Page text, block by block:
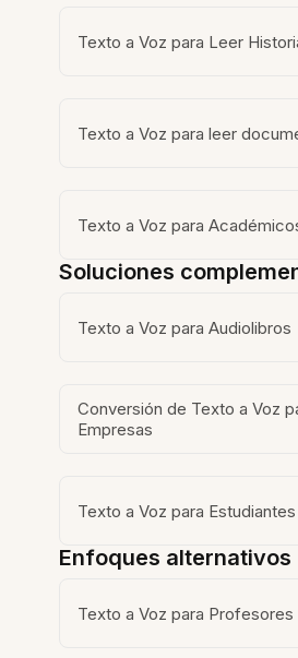
Texto a Voz para Leer
Texto a Voz para leer
Texto a Voz para
Soluciones
Texto a Voz para Audiolibros
Conversión de Texto a Voz
Empresas
Texto a Voz para Estudiantes
Enfoques alternativos
Texto a Voz para Profesores